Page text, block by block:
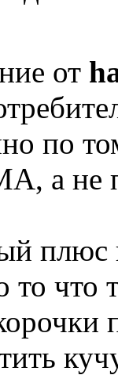
от
по
а не
плюс
то что